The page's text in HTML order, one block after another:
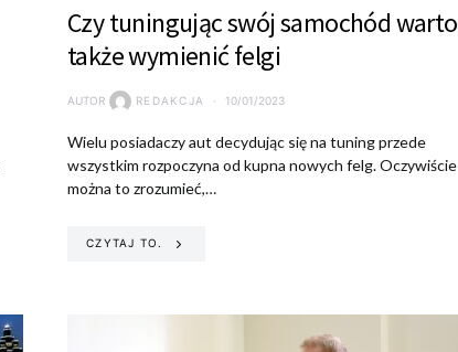
Czy tuningując swój samochód warto
także wymienić felgi
AUTOR REDAKCJA 10/01/2023
Wielu posiadaczy aut decydując się na tuning przede
wszystkim rozpoczyna od kupna nowych felg. Oczywiście
można to zrozumieć,…
CZYTAJ TO.